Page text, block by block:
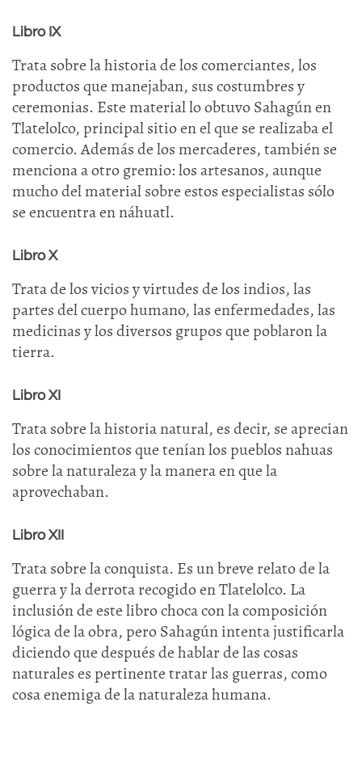
Libro IX
Trata sobre la historia de los comerciantes, los
productos que manejaban, sus costumbres y
ceremonias. Este material lo obtuvo Sahagún en
Tlatelolco, principal sitio en el que se realizaba el
comercio. Además de los mercaderes, también se
menciona a otro gremio: los artesanos, aunque
mucho del material sobre estos especialistas sólo
se encuentra en náhuatl.
Libro X
Trata de los vicios y virtudes de los indios, las
partes del cuerpo humano, las enfermedades, las
medicinas y los diversos grupos que poblaron la
tierra.
Libro XI
Trata sobre la historia natural, es decir, se aprecian
los conocimientos que tenían los pueblos nahuas
sobre la naturaleza y la manera en que la
aprovechaban.
Libro XII
Trata sobre la conquista. Es un breve relato de la
guerra y la derrota recogido en Tlatelolco. La
inclusión de este libro choca con la composición
lógica de la obra, pero Sahagún intenta justificarla
diciendo que después de hablar de las cosas
naturales es pertinente tratar las guerras, como
cosa enemiga de la naturaleza humana.